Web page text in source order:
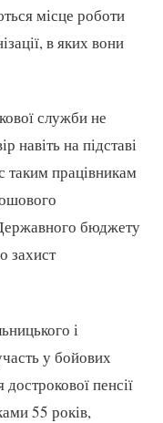
місце роботи
в яких вони
служби не
навіть на підставі
таким працівникам
бюджету
захист
і
у бойових
пенсії
55 років,